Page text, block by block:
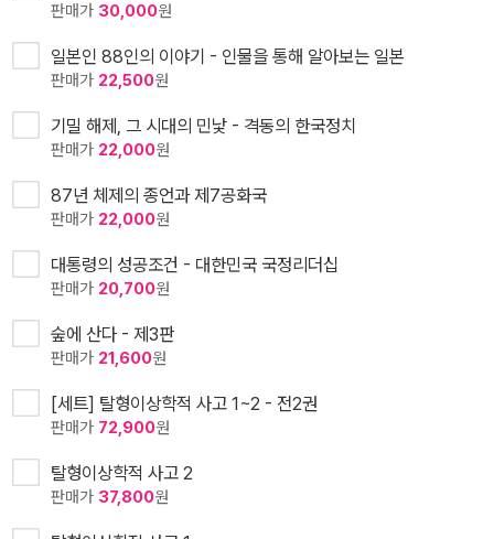
판매가 30,000원
일본인 88인의 이야기 - 인물을 통해 알아보는 일본
판매가 22,500원
기밀 해제, 그 시대의 민낯 - 격동의 한국정치
판매가 22,000원
87년 체제의 종언과 제7공화국
판매가 22,000원
대통령의 성공조건 - 대한민국 국정리더십
판매가 20,700원
숲에 산다 - 제3판
판매가 21,600원
[세트] 탈형이상학적 사고 1~2 - 전2권
판매가 72,900원
탈형이상학적 사고 2
판매가 37,800원